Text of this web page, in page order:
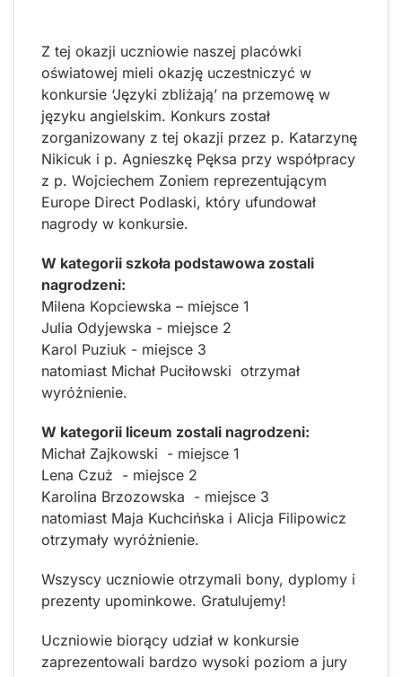
Z tej okazji uczniowie naszej placówki
oświatowej mieli okazję uczestniczyć w
konkursie ‘Języki zbliżają’ na przemowę w
języku angielskim. Konkurs został
zorganizowany z tej okazji przez p. Katarzynę
Nikicuk i p. Agnieszkę Pęksa przy współpracy
z p. Wojciechem Zoniem reprezentującym
Europe Direct Podlaski, który ufundował
nagrody w konkursie.
W kategorii szkoła podstawowa zostali
nagrodzeni:
Milena Kopciewska – miejsce 1
Julia Odyjewska - miejsce 2
Karol Puziuk - miejsce 3
natomiast Michał Puciłowski otrzymał
wyróżnienie.
W kategorii liceum zostali nagrodzeni:
Michał Zajkowski - miejsce 1
Lena Czuż - miejsce 2
Karolina Brzozowska - miejsce 3
natomiast Maja Kuchcińska i Alicja Filipowicz
otrzymały wyróżnienie.
Wszyscy uczniowie otrzymali bony, dyplomy i
prezenty upominkowe. Gratulujemy!
Uczniowie biorący udział w konkursie
zaprezentowali bardzo wysoki poziom a jury